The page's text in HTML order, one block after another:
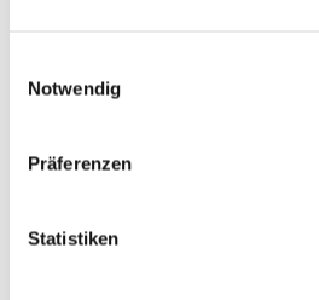
Notwendig
Präferenzen
Statistiken
Risikoinformationen
Sanktionslistenstatus